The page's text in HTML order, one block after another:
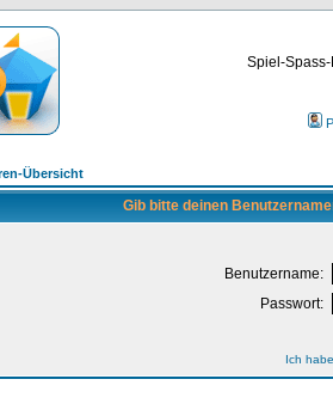
Spiel-
Übersicht
Gib bitte deinen
Benutzername:
Passwort:
Ich